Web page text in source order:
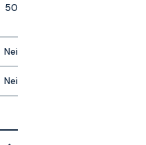
50
Nei
Nei